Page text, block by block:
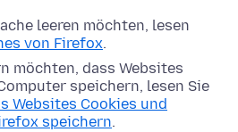
leeren möchten, lesen
von Firefox.
möchten, dass Websites
speichern, lesen Sie
Websites Cookies und
speichern.